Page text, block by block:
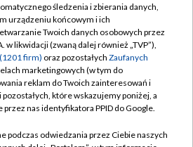
TVP
Abonament TVP
Sklep TVP
Biuro Reklamy
Oferta Handlowa
Regulamin TVP
prywatności
Moje zgody
Biuro reklamy
śledzenia i zbierania danych,
urządzeniu końcowym i ich
Twoich danych osobowych przez
w likwidacji (zwaną dalej również „TVP”),
firm) oraz pozostałych Zaufanych
marketingowych (w tym do
reklam do Twoich zainteresowań i
które wskazujemy poniżej, a
nas identyfikatora PPID do Google.
podczas odwiedzania przez Ciebie naszych